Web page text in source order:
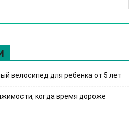
велосипед для ребенка от 5 лет
когда время дороже